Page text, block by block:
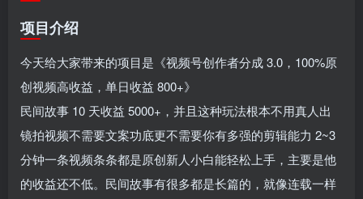
项目介绍
今天给大家带来的项目是《视频号创作者分成 3.0，100%原
创视频高收益，单日收益 800+》
民间故事 10 天收益 5000+，并且这种玩法根本不用真人出
镜拍视频不需要文案功底更不需要你有多强的剪辑能力 2~3
分钟一条视频条条都是原创新人小白能轻松上手，主要是他
的收益还不低。民间故事有很多都是长篇的，就像连载一样